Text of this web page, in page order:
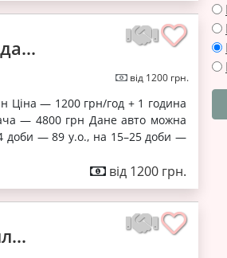
від 1200 грн.
Ціна — 1200 грн/год + 1 година
— 4800 грн Дане авто можна
доби — 89 у.о., на 15–25 доби —
від 1200 грн.